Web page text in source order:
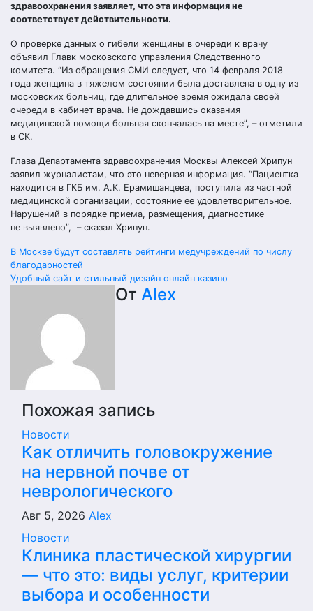
здравоохранения заявляет, что эта информация не
соответствует действительности.
О проверке данных о гибели женщины в очереди к врачу
объявил Главк московского управления Следственного
комитета. “Из обращения СМИ следует, что 14 февраля 2018
года женщина в тяжелом состоянии была доставлена в одну из
московских больниц, где длительное время ожидала своей
очереди в кабинет врача. Не дождавшись оказания
медицинской помощи больная скончалась на месте”, – отметили
в СК.
Глава Департамента здравоохранения Москвы Алексей Хрипун
заявил журналистам, что это неверная информация. “Пациентка
находится в ГКБ им. А.К. Ерамишанцева, поступила из частной
медицинской организации, состояние ее удовлетворительное.
Нарушений в порядке приема, размещения, диагностике
не выявлено”, – сказал Хрипун.
Навигация
по
записям
В Москве будут составлять рейтинги медучреждений по числу
благодарностей
Удобный сайт и стильный дизайн онлайн казино
От Alex
Похожая запись
Новости
Как отличить головокружение
на нервной почве от
неврологического
Авг 5, 2026 Alex
Новости
Клиника пластической хирургии
— что это: виды услуг, критерии
выбора и особенности